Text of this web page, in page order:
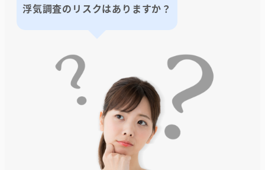
浮気調査のリスクはありますか？